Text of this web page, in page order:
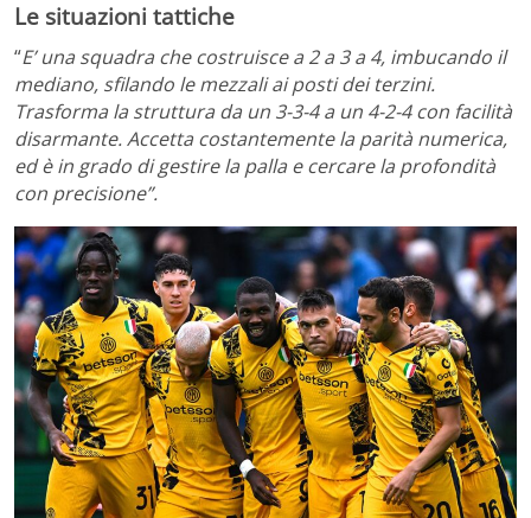
Le situazioni tattiche
“E’ una squadra che costruisce a 2 a 3 a 4, imbucando il
mediano, sfilando le mezzali ai posti dei terzini.
Trasforma la struttura da un 3-3-4 a un 4-2-4 con facilità
disarmante. Accetta costantemente la parità numerica,
ed è in grado di gestire la palla e cercare la profondità
con precisione”.